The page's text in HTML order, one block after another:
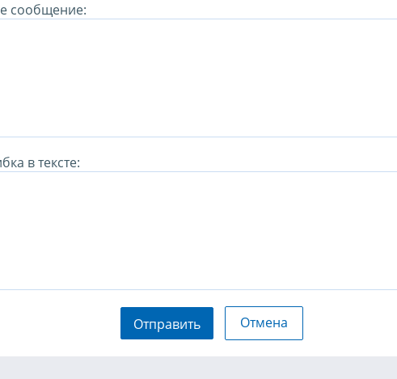
сообщение:
в тексте:
Отправить Отмена